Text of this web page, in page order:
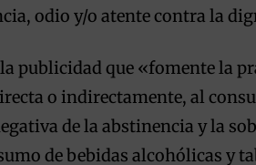
odio y/o atente contra la
publicidad que «fomente la
o indirectamente, al
de la abstinencia y la
de bebidas alcohólicas y